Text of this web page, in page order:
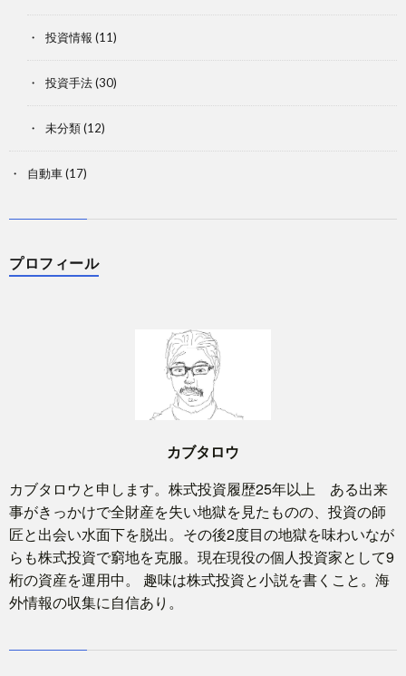
投資情報 (11)
投資手法(30)
未分類(12)
自動車(17)
プロフィール
カブタロウ
カブタロウと申します。株式投資履歴25年以上 ある出来
事がきっかけで全財産を失い地獄を見たものの、投資の師
匠と出会い水面下を脱出。その後2度目の地獄を味わいなが
らも株式投資で窮地を克服。現在現役の個人投資家として9
桁の資産を運用中。 趣味は株式投資と小説を書くこと。海
外情報の収集に自信あり。